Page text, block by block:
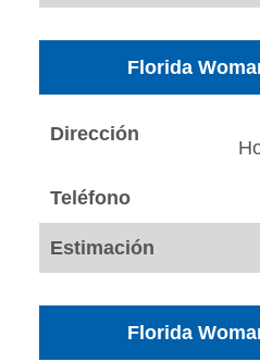
Florida
Dirección
Teléfono
Estimación
Florida